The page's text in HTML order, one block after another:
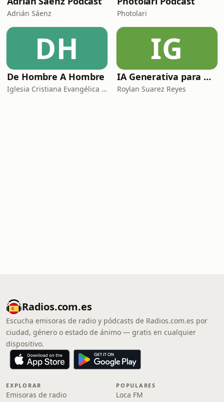
Adrián Sáenz Photolari
DH
De Hombre A Hombre
Iglesia Cristiana Evangélica de Chamartín
IG
IA Generativa para No Techs
Roylan Suarez Reyes
Radios.com.es
Escucha emisoras de radio y pódcasts de Radios.com.es por
ciudad, género o estado de ánimo — gratis en cualquier
dispositivo.
EXPLORAR
Emisoras de radio
POPULARES
Loca FM